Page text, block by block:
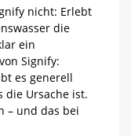
nicht: Erlebt
die
ein
Signify:
es generell
die Ursache ist.
– und das bei